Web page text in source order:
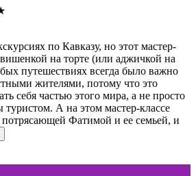
по Кавказу, но этот мастер-
вишенкой на торте (или аджичкой на
путешествиях всегда было важно
жителями, потому что это
себя частью этого мира, а не просто
А на этом мастер-классе
Фатимой и ее семьей, и